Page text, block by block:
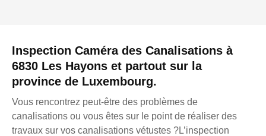
Inspection Caméra des Canalisations à
6830 Les Hayons et partout sur la
province de Luxembourg.
Vous rencontrez peut-être des problèmes de
canalisations ou vous êtes sur le point de réaliser des
travaux sur vos canalisations vétustes ?L’inspection